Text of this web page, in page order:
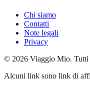
Chi siamo
Contatti
Note legali
Privacy
© 2026 Viaggio Mio. Tutti
Alcuni link sono link di